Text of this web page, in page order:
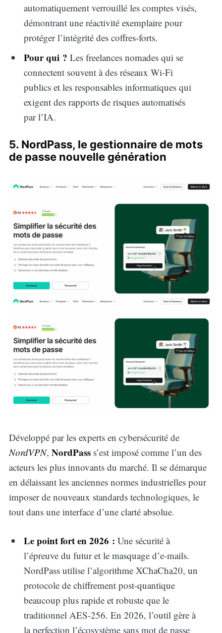
automatiquement verrouillé les comptes visés,
démontrant une réactivité exemplaire pour
protéger l’intégrité des coffres-forts.
Pour qui ? Les freelances nomades qui se
connectent souvent à des réseaux Wi-Fi
publics et les responsables informatiques qui
exigent des rapports de risques automatisés
par l’IA.
5. NordPass, le gestionnaire de mots
de passe nouvelle génération
Développé par les experts en cybersécurité de
NordVPN, NordPasss’est imposé comme l’un des
acteurs les plus innovants du marché. Il se démarque
en délaissant les anciennes normes industrielles pour
imposer de nouveaux standards technologiques, le
tout dans une interface d’une clarté absolue.
Le point fort en 2026 : Une sécurité à
l’épreuve du futur et le masquage d’e-mails.
NordPass utilise l’algorithme XChaCha20, un
protocole de chiffrement post-quantique
beaucoup plus rapide et robuste que le
traditionnel AES-256. En 2026, l’outil gère à
la perfection l’écosystème sans mot de passe